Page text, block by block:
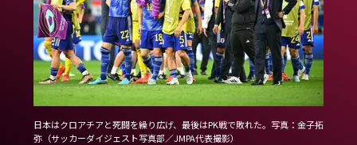
Teams
日本代表
Team Japan
日程・結果
Schedule
日本はクロアチアと死闘を繰り広げ、最後はPK戦で敗れた。写真：金子拓
弥（サッカーダイジェスト写真部／JMPA代表撮影）